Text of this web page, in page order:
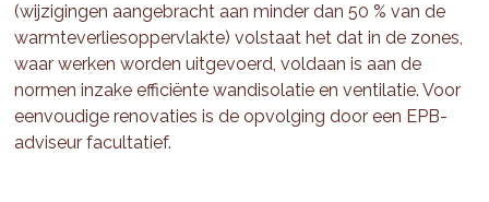
(wijzigingen aangebracht aan minder dan 50 % van de
warmteverliesoppervlakte) volstaat het dat in de zones,
waar werken worden uitgevoerd, voldaan is aan de
normen inzake efficiënte wandisolatie en ventilatie. Voor
eenvoudige renovaties is de opvolging door een EPB-
adviseur facultatief.